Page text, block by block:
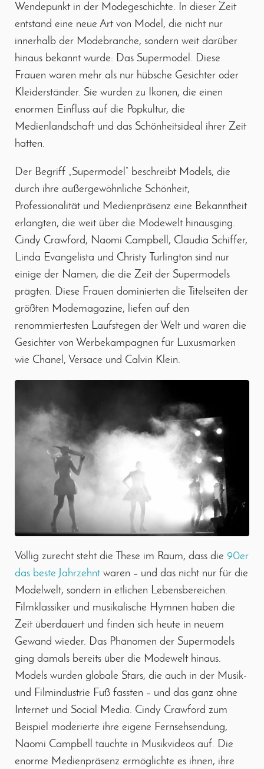
Wendepunkt in der Modegeschichte. In dieser Zeit
entstand eine neue Art von Model, die nicht nur
innerhalb der Modebranche, sondern weit darüber
hinaus bekannt wurde: Das Supermodel. Diese
Frauen waren mehr als nur hübsche Gesichter oder
Kleiderständer. Sie wurden zu Ikonen, die einen
enormen Einfluss auf die Popkultur, die
Medienlandschaft und das Schönheitsideal ihrer Zeit
hatten.
Der Begriff „Supermodel“ beschreibt Models, die
durch ihre außergewöhnliche Schönheit,
Professionalität und Medienpräsenz eine Bekanntheit
erlangten, die weit über die Modewelt hinausging.
Cindy Crawford, Naomi Campbell, Claudia Schiffer,
Linda Evangelista und Christy Turlington sind nur
einige der Namen, die die Zeit der Supermodels
prägten. Diese Frauen dominierten die Titelseiten der
größten Modemagazine, liefen auf den
renommiertesten Laufstegen der Welt und waren die
Gesichter von Werbekampagnen für Luxusmarken
wie Chanel, Versace und Calvin Klein.
Völlig zurecht steht die These im Raum, dass die 90er
das beste Jahrzehntwaren – und das nicht nur für die
Modelwelt, sondern in etlichen Lebensbereichen.
Filmklassiker und musikalische Hymnen haben die
Zeit überdauert und finden sich heute in neuem
Gewand wieder. Das Phänomen der Supermodels
ging damals bereits über die Modewelt hinaus.
Models wurden globale Stars, die auch in der Musik-
und Filmindustrie Fuß fassten – und das ganz ohne
Internet und Social Media. Cindy Crawford zum
Beispiel moderierte ihre eigene Fernsehsendung,
Naomi Campbell tauchte in Musikvideos auf. Die
enorme Medienpräsenz ermöglichte es ihnen, ihre